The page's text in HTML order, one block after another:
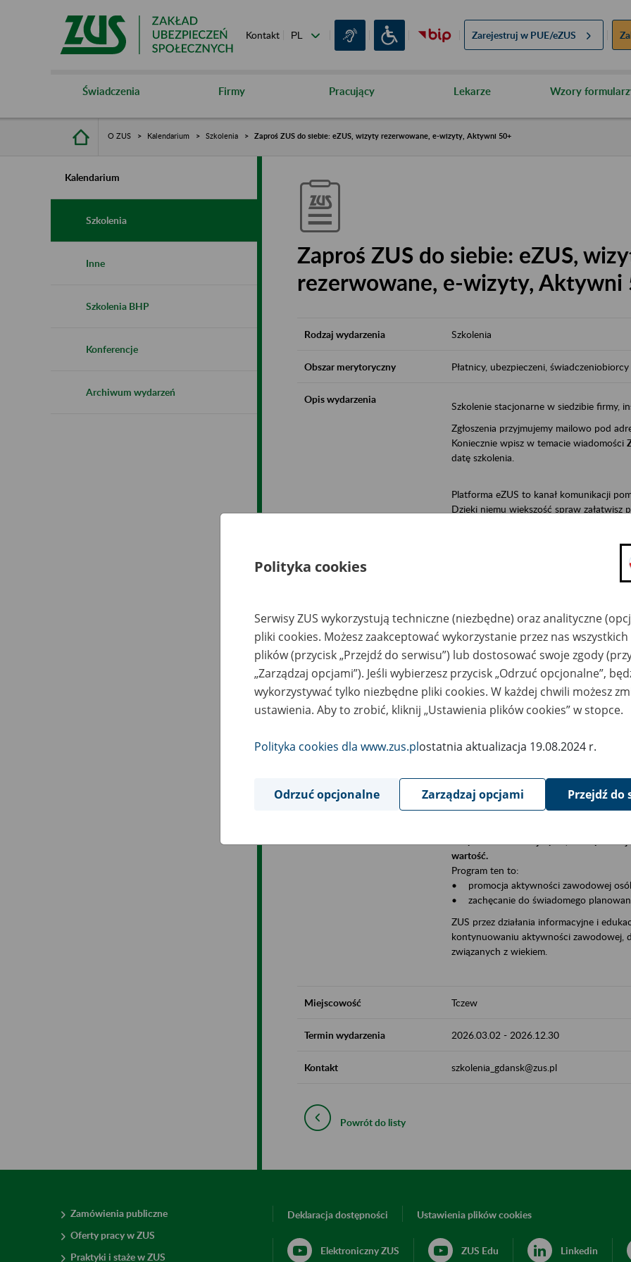
Kontakt Zarejestruj w PUE/eZUS
Świadczenia Firmy Pracujący Lekarze Wzory
O ZUS Kalendarium Szkolenia Zaproś ZUS do siebie: eZUS, wizyty rezerwowane, e-wizyty, Aktywni 50+
Kalendarium
Szkolenia
Inne
Szkolenia BHP
Konferencje
Archiwum wydarzeń
Zaproś ZUS do siebie: eZUS,
rezerwowane, e-wizyty, Aktywni
Rodzaj wydarzenia Szkolenia
Obszar merytoryczny Płatnicy, ubezpieczeni, świadczeniobiorcy
Opis wydarzenia
Szkolenie stacjonarne w siedzibie firmy,
Zgłoszenia przyjmujemy mailowo pod
Koniecznie wpisz w temacie wiadomości
datę szkolenia.
Platforma eZUS to kanał komunikacji
Dzięki niemu większość spraw załatwisz
Jeśli jesteś osoba ubezpieczoną (np.
• możesz sprawdzić swoje dane na
Jeśli jesteś płatnikiem składek (np.
• możesz skorzystać z aplikacji
ubezpieczeń, wypełnisz i przekażesz
ZUS;
• możesz złożyć wniosek o wydanie
• masz dostęp do zwolnień lekarskich
Jeśli jesteś świadczeniobiorcą:
• masz dostęp m.in. do formularza PIT
do formularza PIT 40A, czyli rocznego
• możesz zarezerwować wizytę;
• możesz też złożyć wniosek o zmianę
Aktywni 50+ to inicjatywa, która
wartość.
Program ten to:
• promocja aktywności zawodowej
• zachęcanie do świadomego
ZUS przez działania informacyjne i
kontynuowaniu aktywności zawodowej,
związanych z wiekiem.
Miejscowość Tczew
Termin wydarzenia 2026.03.02 - 2026.12.30
Kontakt szkolenia_gdansk@zus.pl
Powrót do listy
Zamówienia publiczne
Oferty pracy w ZUS
Praktyki i staże w ZUS
Deklaracja dostępności Ustawienia plików cookies
Elektroniczny ZUS ZUS Edu Linkedin
Polityka cookies
Serwisy ZUS wykorzystują techniczne (niezbędne) oraz analityczne
pliki cookies. Możesz zaakceptować wykorzystanie przez nas
plików (przycisk „Przejdź do serwisu”) lub dostosować swoje zgody
„Zarządzaj opcjami”). Jeśli wybierzesz przycisk „Odrzuć opcjonalne”,
wykorzystywać tylko niezbędne pliki cookies. W każdej chwili możesz
ustawienia. Aby to zrobić, kliknij „Ustawienia plików cookies” w stopce.
Polityka cookies dla www.zus.plostatnia aktualizacja 19.08.2024 r.
Odrzuć opcjonalne Zarządzaj opcjami Przejdź do